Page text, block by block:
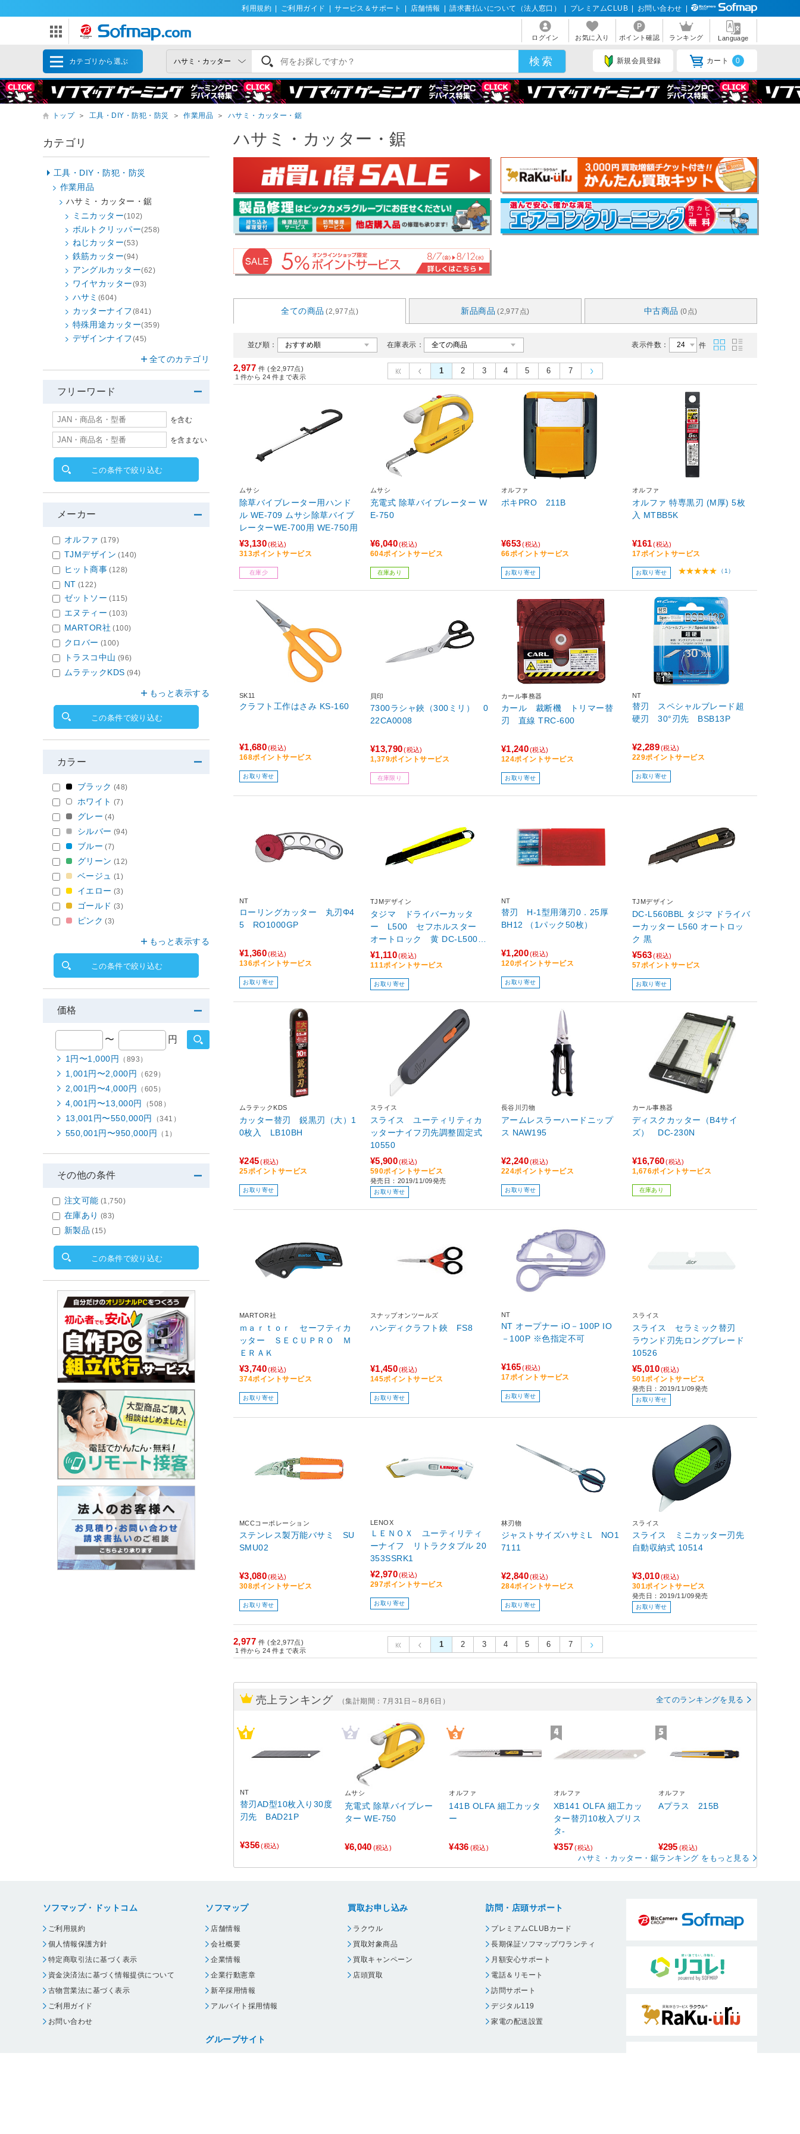
利用規約 ご利用ガイド サービス＆サポート 店舗情報 請求書払いについて（法人窓口） プレミアムCLUB お問い合わせ
ログイン お気に入り ポイント確認 ランキング Language
カテゴリから選ぶ 新規会員登録 カート 0
トップ ＞ 工具・DIY・防犯・防災 ＞ 作業用品 ＞ ハサミ・カッター・鋸
ハサミ・カッター・鋸
全ての商品 (2,977点) 新品商品 (2,977点) 中古商品 (0点)
並び順： 在庫表示： 表示件数： 件
2,977 件 (全2,977点)
1 件から 24 件まで表示
1 2 3 4 5 6 7
ムサシ
除草バイブレーター用ハンド
ル WE-709 ムサシ除草バイブ
レーターWE-700用 WE-750用
¥3,130(税込)
313ポイントサービス
在庫少
ムサシ
充電式 除草バイブレーター W
E-750
¥6,040(税込)
604ポイントサービス
在庫あり
オルファ
ポキPRO 211B
¥653 (税込)
66ポイントサービス
お取り寄せ
オルファ
オルファ 特専黒刃 (M厚) 5枚
入 MTBB5K
¥161 (税込)
17ポイントサービス
お取り寄せ （1）
SK11
クラフト工作はさみ KS-160
¥1,680(税込)
168ポイントサービス
お取り寄せ
貝印
7300ラシャ鋏（300ミリ） 0
22CA0008
¥13,790(税込)
1,379ポイントサービス
在庫限り
カール事務器
カール 裁断機 トリマー替
刃 直線 TRC-600
¥1,240(税込)
124ポイントサービス
お取り寄せ
NT
替刃 スペシャルブレード超
硬刃 30°刃先 BSB13P
¥2,289(税込)
229ポイントサービス
お取り寄せ
NT
ローリングカッター 丸刃Φ4
5 RO1000GP
¥1,360(税込)
136ポイントサービス
お取り寄せ
TJMデザイン
タジマ ドライバーカッタ
ー L500 セフホルスター
オートロック 黄 DC-L500YS
FBL
¥1,110(税込)
111ポイントサービス
お取り寄せ
NT
替刃 H-1型用薄刃0．25厚
BH12 （1パック50枚）
¥1,200(税込)
120ポイントサービス
お取り寄せ
TJMデザイン
DC-L560BBL タジマ ドライバ
ーカッター L560 オートロッ
ク 黒
¥563 (税込)
57ポイントサービス
お取り寄せ
ムラテックKDS
カッター替刃 鋭黒刃（大）1
0枚入 LB10BH
¥245 (税込)
25ポイントサービス
お取り寄せ
スライス
スライス ユーティリティカ
ッターナイフ刃先調整固定式
10550
¥5,900(税込)
590ポイントサービス
発売日：2019/11/09発売
お取り寄せ
長谷川刃物
アームレスラーハードニップ
ス NAW195
¥2,240(税込)
224ポイントサービス
お取り寄せ
カール事務器
ディスクカッター（B4サイ
ズ） DC-230N
¥16,760(税込)
1,676ポイントサービス
在庫あり
MARTOR社
ｍａｒｔｏｒ セーフティカ
ッター ＳＥＣＵＰＲＯ Ｍ
ＥＲＡＫ
¥3,740(税込)
374ポイントサービス
お取り寄せ
スナップオンツールズ
ハンディクラフト鋏 FS8
¥1,450(税込)
145ポイントサービス
お取り寄せ
NT
NT オープナー iO－100P IO
－100P ※色指定不可
¥165 (税込)
17ポイントサービス
お取り寄せ
スライス
スライス セラミック替刃
ラウンド刃先ロングブレード
10526
¥5,010(税込)
501ポイントサービス
発売日：2019/11/09発売
お取り寄せ
MCCコーポレーション
ステンレス製万能バサミ SU
SMU02
¥3,080(税込)
308ポイントサービス
お取り寄せ
LENOX
ＬＥＮＯＸ ユーティリティ
ーナイフ リトラクタブル 20
353SSRK1
¥2,970(税込)
297ポイントサービス
お取り寄せ
林刃物
ジャストサイズハサミL NO1
7111
¥2,840(税込)
284ポイントサービス
お取り寄せ
スライス
スライス ミニカッター刃先
自動収納式 10514
¥3,010(税込)
301ポイントサービス
発売日：2019/11/09発売
お取り寄せ
2,977 件 (全2,977点)
1 件から 24 件まで表示
1 2 3 4 5 6 7
売上ランキング （集計期間：7月31日～8月6日） 全てのランキングを見る
NT
替刃AD型10枚入り30度
刃先 BAD21P
¥356 (税込)
ムサシ
充電式 除草バイブレー
ター WE-750
¥6,040 (税込)
オルファ
141B OLFA 細工カッタ
ー
¥436 (税込)
オルファ
XB141 OLFA 細工カッ
ター替刃10枚入ブリス
タ-
¥357(税込)
オルファ
Aプラス 215B
¥295 (税込)
ハサミ・カッター・鋸ランキング をもっと見る
カテゴリ
工具・DIY・防犯・防災
作業用品
ハサミ・カッター・鋸
ミニカッター(102)
ボルトクリッパー(258)
ねじカッター(53)
鉄筋カッター(94)
アングルカッター(62)
ワイヤカッター(93)
ハサミ (604)
カッターナイフ(841)
特殊用途カッター(359)
デザインナイフ(45)
全てのカテゴリ
フリーワード
を含む
を含まない
この条件で絞り込む
メーカー
オルファ (179)
TJMデザイン (140)
ヒット商事 (128)
NT (122)
ゼットソー (115)
エヌティー (103)
MARTOR社 (100)
クロバー (100)
トラスコ中山 (96)
ムラテックKDS (94)
もっと表示する
この条件で絞り込む
カラー
ブラック (48)
ホワイト (7)
グレー (4)
シルバー (94)
ブルー (7)
グリーン (12)
ベージュ (1)
イエロー (3)
ゴールド (3)
ピンク (3)
もっと表示する
この条件で絞り込む
価格
〜 円
1円〜1,000円 （893）
1,001円〜2,000円 （629）
2,001円〜4,000円 （605）
4,001円〜13,000円 （508）
13,001円〜550,000円 （341）
550,001円〜950,000円 （1）
その他の条件
注文可能 (1,750)
在庫あり (83)
新製品 (15)
この条件で絞り込む
ソフマップ・ドットコム
ご利用規約
個人情報保護方針
特定商取引法に基づく表示
資金決済法に基づく情報提供について
古物営業法に基づく表示
ご利用ガイド
お問い合わせ
ソフマップ
店舗情報
会社概要
企業情報
企業行動憲章
新卒採用情報
アルバイト採用情報
グループサイト
買取お申し込み
ラクウル
買取対象商品
買取キャンペーン
店頭買取
訪問・店頭サポート
プレミアムCLUBカード
長期保証ソフマップワランティ
月額安心サポート
電話＆リモート
訪問サポート
デジタル119
家電の配送設置